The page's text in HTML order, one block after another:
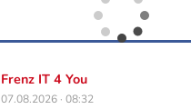
Frenz IT 4 You
07.08.2026 · 08:32